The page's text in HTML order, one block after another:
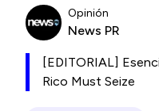
Opinión
News PR
[EDITORIAL]
Rico Must Seize